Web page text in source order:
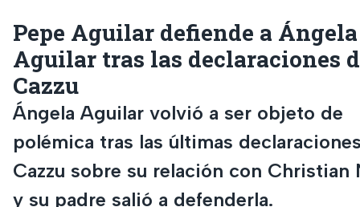
Pepe Aguilar defiende a Ángela
Aguilar tras las declaraciones
Cazzu
Ángela Aguilar volvió a ser objeto de
polémica tras las últimas
Cazzu sobre su relación con Christian
y su padre salió a defenderla.